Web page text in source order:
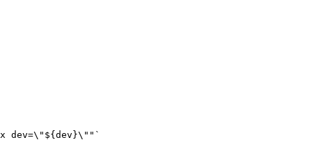
dev=\"${dev}\""`